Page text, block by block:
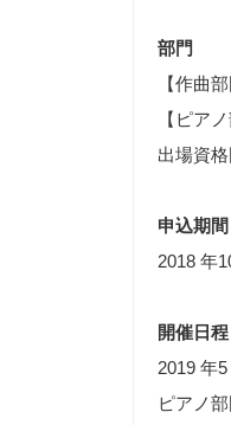
部門
【作曲
【ピア
出場資
申込期間
2018 年
開催日程
2019 年5
ピアノ